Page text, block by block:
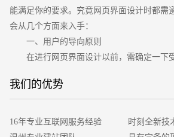
能满足你的要求。究竟网页界面设计时都需
会从几个方面来入手：
一、用户的导向原则
在进行网页界面设计以前，需确定一下
期望、偏好等。设计者需清楚用户间的差距
些用户的听觉存在障碍，语音提示反应也很
二、简洁，便于操作
我们的优势
16年专业互联网服务经验
时刻全新技